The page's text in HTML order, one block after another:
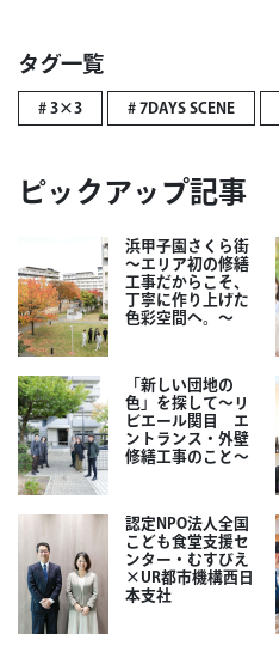
タグ一覧
# 3×3 # 7DAYS SCENE
ピックアップ記事
浜甲子園さくら街
～エリア初の修繕
工事だからこそ、
丁寧に作り上げた
色彩空間へ。～
「新しい団地の
色」を探して～リ
ビエール関目 エ
ントランス・外壁
修繕工事のこと～
認定NPO法人全国
こども食堂支援セ
ンター・むすびえ
×UR都市機構西日
本支社